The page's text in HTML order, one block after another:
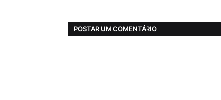
POSTAR UM COMENTÁRIO